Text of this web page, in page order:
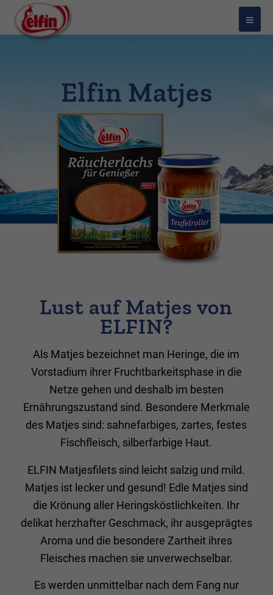
Elfin Matjes
Lust auf Matjes von
ELFIN?
Als Matjes bezeichnet man Heringe, die im
Vorstadium ihrer Fruchtbarkeitsphase in die
Netze gehen und deshalb im besten
Ernährungszustand sind. Besondere Merkmale
des Matjes sind: sahnefarbiges, zartes, festes
Fischfleisch, silberfarbige Haut.
ELFIN Matjesfilets sind leicht salzig und mild.
Matjes ist lecker und gesund! Edle Matjes sind
die Krönung aller Heringsköstlichkeiten. Ihr
delikat herzhafter Geschmack, ihr ausgeprägtes
Aroma und die besondere Zartheit ihres
Fleisches machen sie unverwechselbar.
Es werden unmittelbar nach dem Fang nur